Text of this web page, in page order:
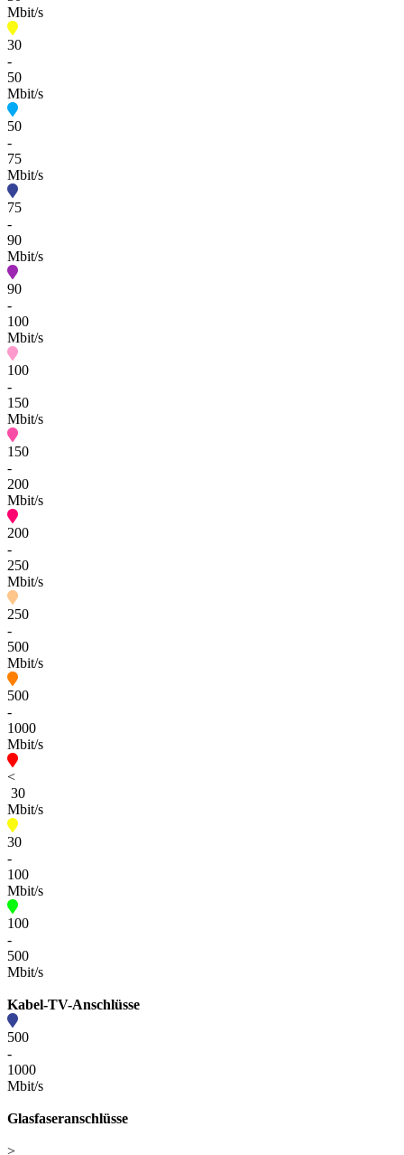
Mbit/s
30
-
50
Mbit/s
50
-
75
Mbit/s
75
-
90
Mbit/s
90
-
100
Mbit/s
100
-
150
Mbit/s
150
-
200
Mbit/s
200
-
250
Mbit/s
250
-
500
Mbit/s
500
-
1000
Mbit/s
<
30
Mbit/s
30
-
100
Mbit/s
100
-
500
Mbit/s
Kabel-TV-Anschlüsse
500
-
1000
Mbit/s
Glasfaseranschlüsse